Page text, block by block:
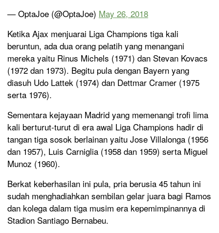
— OptaJoe (@OptaJoe) May 26, 2018
Ketika Ajax menjuarai Liga Champions tiga kali
beruntun, ada dua orang pelatih yang menangani
mereka yaitu Rinus Michels (1971) dan Stevan Kovacs
(1972 dan 1973). Begitu pula dengan Bayern yang
diasuh Udo Lattek (1974) dan Dettmar Cramer (1975
serta 1976).
Sementara kejayaan Madrid yang memenangi trofi lima
kali berturut-turut di era awal Liga Champions hadir di
tangan tiga sosok berlainan yaitu Jose Villalonga (1956
dan 1957), Luis Carniglia (1958 dan 1959) serta Miguel
Munoz (1960).
Berkat keberhasilan ini pula, pria berusia 45 tahun ini
sudah menghadiahkan sembilan gelar juara bagi Ramos
dan kolega dalam tiga musim era kepemimpinannya di
Stadion Santiago Bernabeu.